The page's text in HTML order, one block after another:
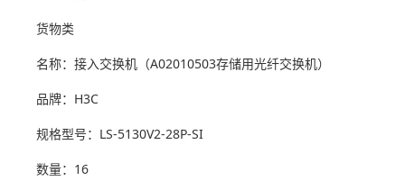
货物类
名称：接入交换机（A02010503存储用光纤交换机）
品牌：H3C
规格型号：LS-5130V2-28P-SI
数量：16